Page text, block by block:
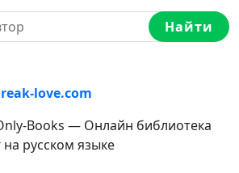
Найти
love.com
Books — Онлайн библиотека
русском языке